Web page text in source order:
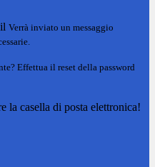
Verrà inviato un messaggio
Effettua il reset della password
la casella di posta elettronica!